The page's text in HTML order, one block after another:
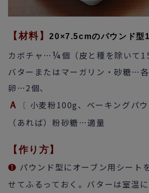
【材料】20×7.5cmのパウンド型
カボチャ… ¼個（皮と種を除いて
バターまたはマーガリン・砂糖…
卵…2個、
Ａ 〔 小麦粉100g、ベーキングパウ
（あれば）粉砂糖…適量
【作り方】
❶ パウンド型にオーブン用シート
せてふるっておく。バターは室温